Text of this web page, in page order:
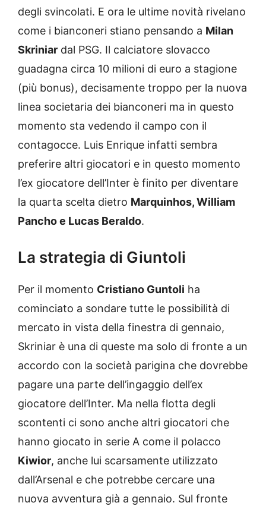
degli svincolati. E ora le ultime novità rivelano
come i bianconeri stiano pensando a Milan
Skriniar dal PSG. Il calciatore slovacco
guadagna circa 10 milioni di euro a stagione
(più bonus), decisamente troppo per la nuova
linea societaria dei bianconeri ma in questo
momento sta vedendo il campo con il
contagocce. Luis Enrique infatti sembra
preferire altri giocatori e in questo momento
l’ex giocatore dell’Inter è finito per diventare
la quarta scelta dietro Marquinhos, William
Pancho e Lucas Beraldo.
La strategia di Giuntoli
Per il momento Cristiano Guntoli ha
cominciato a sondare tutte le possibilità di
mercato in vista della finestra di gennaio,
Skriniar è una di queste ma solo di fronte a un
accordo con la società parigina che dovrebbe
pagare una parte dell’ingaggio dell’ex
giocatore dell’Inter. Ma nella flotta degli
scontenti ci sono anche altri giocatori che
hanno giocato in serie A come il polacco
Kiwior, anche lui scarsamente utilizzato
dall’Arsenal e che potrebbe cercare una
nuova avventura già a gennaio. Sul fronte